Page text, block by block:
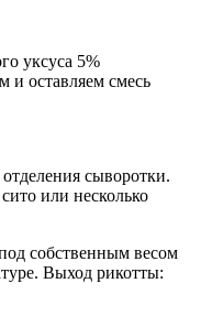
уксуса 5%
оставляем смесь
сыворотки.
или несколько
собственным весом
Выход рикотты: